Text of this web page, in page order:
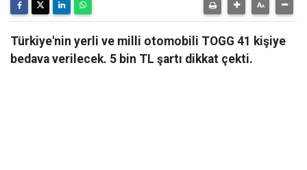
Türkiye'nin yerli ve milli otomobili TOGG 41 kişiye
bedava verilecek. 5 bin TL şartı dikkat çekti.